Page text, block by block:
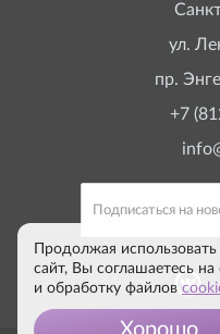
ул.
пр.
+7
Продолжая
сайт, Вы соглашаетесь на
и обработку файлов
Хорошо